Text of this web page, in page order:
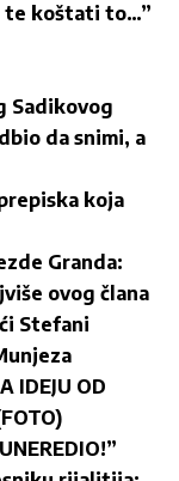
te koštati to…”
Sadikovog
da snimi, a
koja
Granda:
ovog člana
Stefani
IDEJU OD